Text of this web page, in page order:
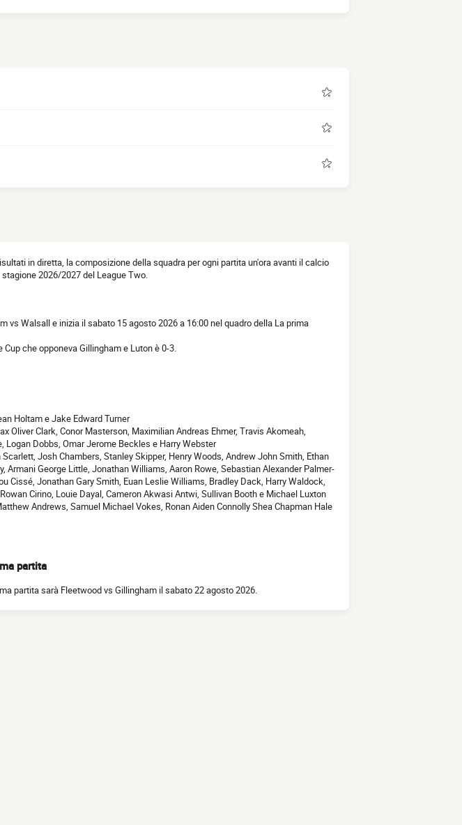
in diretta, la composizione della squadra per ogni partita un'ora avanti il calcio
2026/2027 del League Two.
vs Walsall e inizia il sabato 15 agosto 2026 a 16:00 nel quadro della La prima
che opponeva Gillingham e Luton è 0-3.
Holtam e Jake Edward Turner
Oliver Clark, Conor Masterson, Maximilian Andreas Ehmer, Travis Akomeah,
Logan Dobbs, Omar Jerome Beckles e Harry Webster
Josh Chambers, Stanley Skipper, Henry Woods, Andrew John Smith, Ethan
Armani George Little, Jonathan Williams, Aaron Rowe, Sebastian Alexander Palmer-
Cissé, Jonathan Gary Smith, Euan Leslie Williams, Bradley Dack, Harry Waldock,
Cirino, Louie Dayal, Cameron Akwasi Antwi, Sullivan Booth e Michael Luxton
Andrews, Samuel Michael Vokes, Ronan Aiden Connolly Shea Chapman Hale
partita
partita sarà Fleetwood vs Gillingham il sabato 22 agosto 2026.